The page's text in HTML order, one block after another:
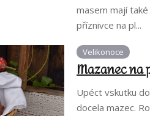
masem mají
příznivce na pl...
Velikonoce
Mazanec na
Upéct vskutku
docela mazec.